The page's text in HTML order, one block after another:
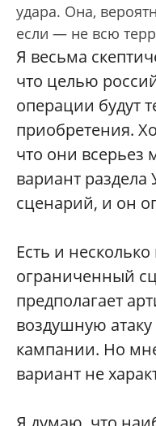
удара. Она,
если — не всю
Я весьма
что целью
операции будут
приобретения.
что они всерьез
вариант
сценарий, и он
Есть и
ограниченный
предполагает
воздушную
кампании. Но
вариант не